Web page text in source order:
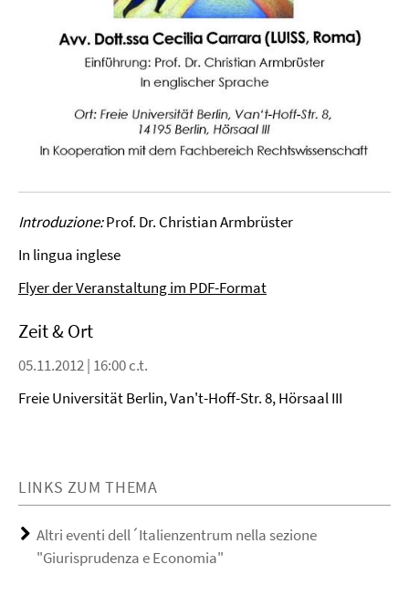
Introduzione:Prof. Dr. Christian Armbrüster
In lingua inglese
Flyer der Veranstaltung im PDF-Format
Zeit & Ort
05.11.2012 | 16:00 c.t.
Freie Universität Berlin, Van't-Hoff-Str. 8, Hörsaal III
LINKS ZUM THEMA
Altri eventi dell´Italienzentrum nella sezione
"Giurisprudenza e Economia"